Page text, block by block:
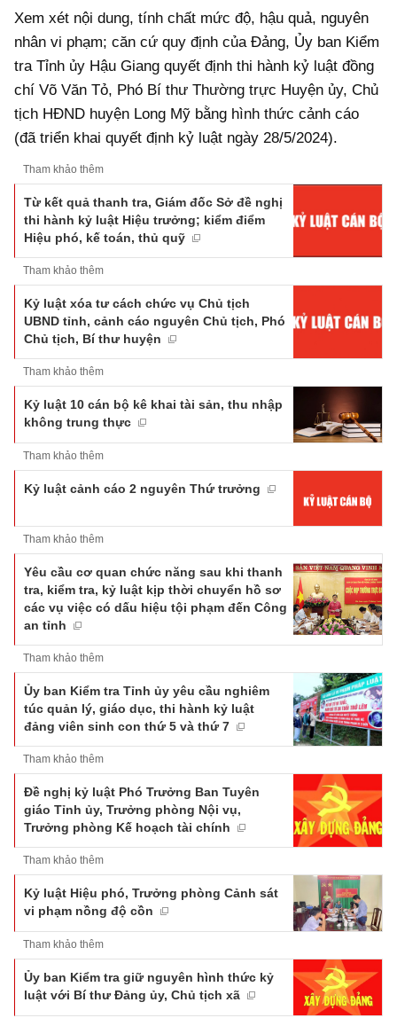
Xem xét nội dung, tính chất mức độ, hậu quả, nguyên
nhân vi phạm; căn cứ quy định của Đảng, Ủy ban Kiểm
tra Tỉnh ủy Hậu Giang quyết định thi hành kỷ luật đồng
chí Võ Văn Tỏ, Phó Bí thư Thường trực Huyện ủy, Chủ
tịch HĐND huyện Long Mỹ bằng hình thức cảnh cáo
(đã triển khai quyết định kỷ luật ngày 28/5/2024).
Tham khảo thêm
Từ kết quả thanh tra, Giám đốc Sở đề nghị
thi hành kỷ luật Hiệu trưởng; kiểm điểm
Hiệu phó, kế toán, thủ quỹ
Tham khảo thêm
Kỷ luật xóa tư cách chức vụ Chủ tịch
UBND tỉnh, cảnh cáo nguyên Chủ tịch, Phó
Chủ tịch, Bí thư huyện
Tham khảo thêm
Kỷ luật 10 cán bộ kê khai tài sản, thu nhập
không trung thực
Tham khảo thêm
Kỷ luật cảnh cáo 2 nguyên Thứ trưởng
Tham khảo thêm
Yêu cầu cơ quan chức năng sau khi thanh
tra, kiểm tra, kỷ luật kịp thời chuyển hồ sơ
các vụ việc có dấu hiệu tội phạm đến Công
an tỉnh
Tham khảo thêm
Ủy ban Kiểm tra Tỉnh ủy yêu cầu nghiêm
túc quản lý, giáo dục, thi hành kỷ luật
đảng viên sinh con thứ 5 và thứ 7
Tham khảo thêm
Đề nghị kỷ luật Phó Trưởng Ban Tuyên
giáo Tỉnh ủy, Trưởng phòng Nội vụ,
Trưởng phòng Kế hoạch tài chính
Tham khảo thêm
Kỷ luật Hiệu phó, Trưởng phòng Cảnh sát
vi phạm nồng độ cồn
Tham khảo thêm
Ủy ban Kiểm tra giữ nguyên hình thức kỷ
luật với Bí thư Đảng ủy, Chủ tịch xã